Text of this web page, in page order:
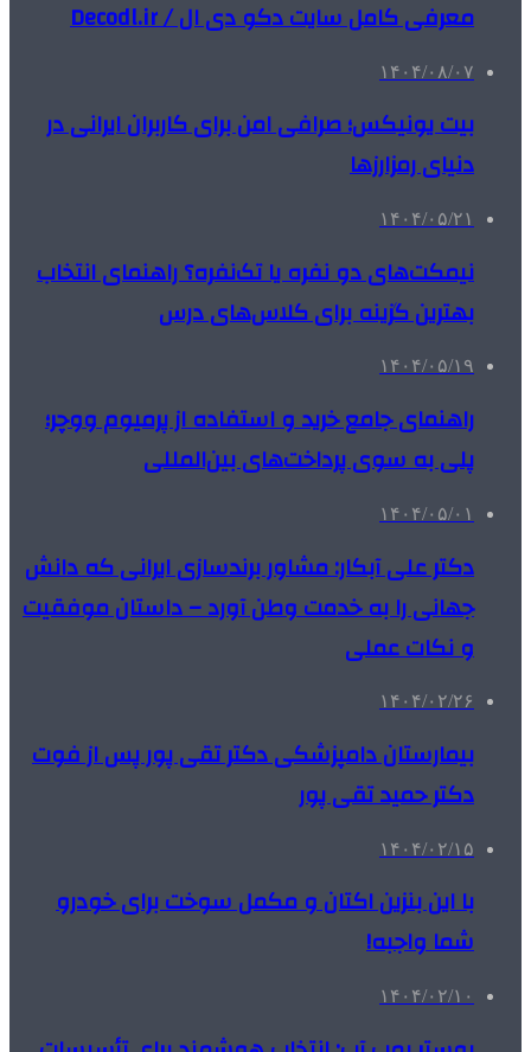
معرفی کامل سایت دکو دی ال / Decodl.ir
۱۴۰۴/۰۸/۰۷
بیت یونیکس؛ صرافی امن برای کاربران ایرانی در
دنیای رمزارزها
۱۴۰۴/۰۵/۲۱
نیمکت‌های دو نفره یا تک‌نفره؟ راهنمای انتخاب
بهترین گزینه برای کلاس‌های درس
۱۴۰۴/۰۵/۱۹
راهنمای جامع خرید و استفاده از پرمیوم ووچر؛
پلی به سوی پرداخت‌های بین‌المللی
۱۴۰۴/۰۵/۰۱
دکتر علی آبکار: مشاور برندسازی ایرانی که دانش
جهانی را به خدمت وطن آورد – داستان موفقیت
و نکات عملی
۱۴۰۴/۰۲/۲۶
بیمارستان دامپزشکی دکتر تقی پور پس از فوت
دکتر حمید تقی پور
۱۴۰۴/۰۲/۱۵
با این بنزین اکتان و مکمل سوخت برای خودرو
شما واجبه!
۱۴۰۴/۰۲/۱۰